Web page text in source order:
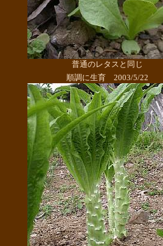
普通のレタスと同じ
順調に生育 2003/5/22